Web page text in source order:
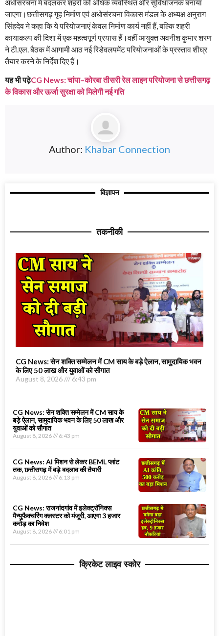
अधोसंरचना में बदलकर शहरों को अधिक व्यवस्थित और सुविधाजनक बनाया
जाएगा।छत्तीसगढ़ गृह निर्माण एवं अधोसंरचना विकास मंडल के अध्यक्ष अनुराग
सिंहदेव ने कहा कि ये परियोजनाएं केवल निर्माण कार्य नहीं हैं, बल्कि शहरी
कायाकल्प की दिशा में एक महत्वपूर्ण प्रयास हैं।वहीं आयुक्त अवनीश कुमार शरण
ने टी.एल. बैठक में आगामी आठ नई रिडेवलपमेंट परियोजनाओं के प्रस्ताव शीघ्र
तैयार करने के निर्देश दिए हैं।
यह भी पढ़ेCG News: चांपा–कोरबा तीसरी रेल लाइन परियोजना से छत्तीसगढ़
के विकास और ऊर्जा सुरक्षा को मिलेगी नई गति
Author: Khabar Connection
विज्ञापन
तकनीकी
CG News: सेन शक्ति सम्मेलन में CM साय के बड़े ऐलान, सामुदायिक भवन
के लिए 50 लाख और युवाओं को सौगात
August 8, 2026 6:43 pm
CG News: सेन शक्ति सम्मेलन में CM साय के
बड़े ऐलान, सामुदायिक भवन के लिए 50 लाख और
युवाओं को सौगात
August 8, 2026 6:43 pm
CG News: AI मिशन से लेकर BEML प्लांट
तक, छत्तीसगढ़ में बड़े बदलाव की तैयारी
August 8, 2026 6:13 pm
CG News: राजनांदगांव में इलेक्ट्रॉनिक्स
मैन्युफैक्चरिंग क्लस्टर को मंजूरी, आएगा 3 हजार
करोड़ का निवेश
August 8, 2026 6:01 pm
क्रिकेट लाइव स्कोर